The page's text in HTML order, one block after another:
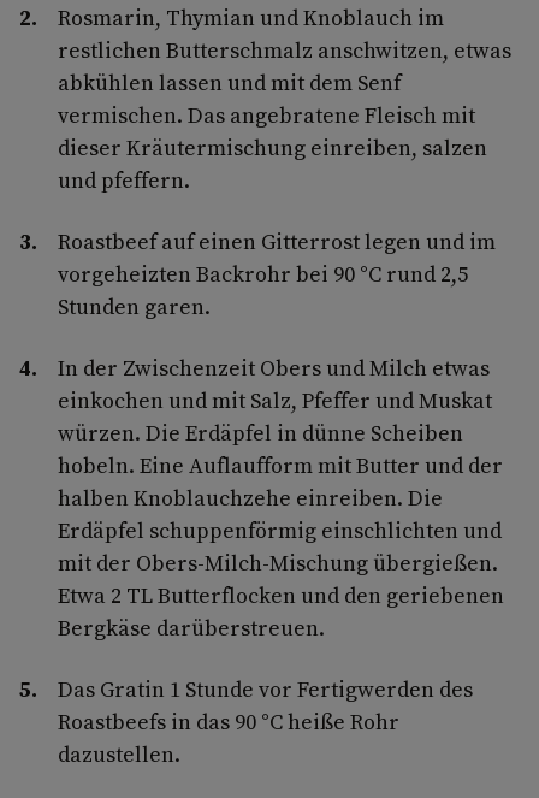
Rosmarin, Thymian und Knoblauch im
restlichen Butterschmalz anschwitzen, etwas
abkühlen lassen und mit dem Senf
vermischen. Das angebratene Fleisch mit
dieser Kräutermischung einreiben, salzen
und pfeffern.
Roastbeef auf einen Gitterrost legen und im
vorgeheizten Backrohr bei 90 °C rund 2,5
Stunden garen.
In der Zwischenzeit Obers und Milch etwas
einkochen und mit Salz, Pfeffer und Muskat
würzen. Die Erdäpfel in dünne Scheiben
hobeln. Eine Auflaufform mit Butter und der
halben Knoblauchzehe einreiben. Die
Erdäpfel schuppenförmig einschlichten und
mit der Obers-Milch-Mischung übergießen.
Etwa 2 TL Butterflocken und den geriebenen
Bergkäse darüberstreuen.
Das Gratin 1 Stunde vor Fertigwerden des
Roastbeefs in das 90 °C heiße Rohr
dazustellen.